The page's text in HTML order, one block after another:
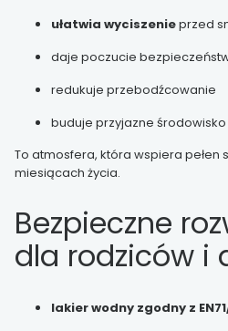
ułatwia wyciszenieprzed
daje poczucie
redukuje przebodźcowanie
buduje przyjazne
To atmosfera, która wspiera pełen
miesiącach życia.
Bezpieczne
dla rodziców i
lakier wodny zgodny z